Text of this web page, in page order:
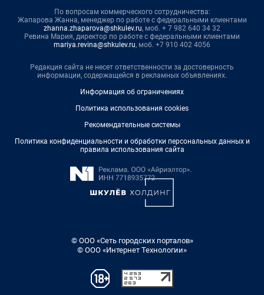
По вопросам коммерческого сотрудничества:
Жапарова Жанна, менеджер по работе с федеральными клиентами
zhanna.zhaparova@shkulev.ru, моб. + 7 982 640 34 32
Ревина Мария, директор по работе с федеральными клиентами
mariya.revina@shkulev.ru, моб. +7 910 402 4056
Редакция сайта не несет ответственности за достоверность
информации, содержащейся в рекламных объявлениях.
Информация об ограничениях
Политика использования cookies
Рекомендательные системы
Политика конфиденциальности и обработки персональных данных и
правила использования сайта
© ООО «Сеть городских порталов»
© ООО «Интернет Технологии»